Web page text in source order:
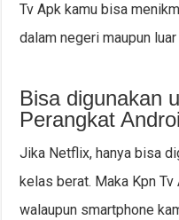
Tv Apk kamu bisa
dalam negeri maupun
Bisa digunakan
Perangkat
Jika Netflix, hanya bisa
kelas berat. Maka Kpn
walaupun smartphone